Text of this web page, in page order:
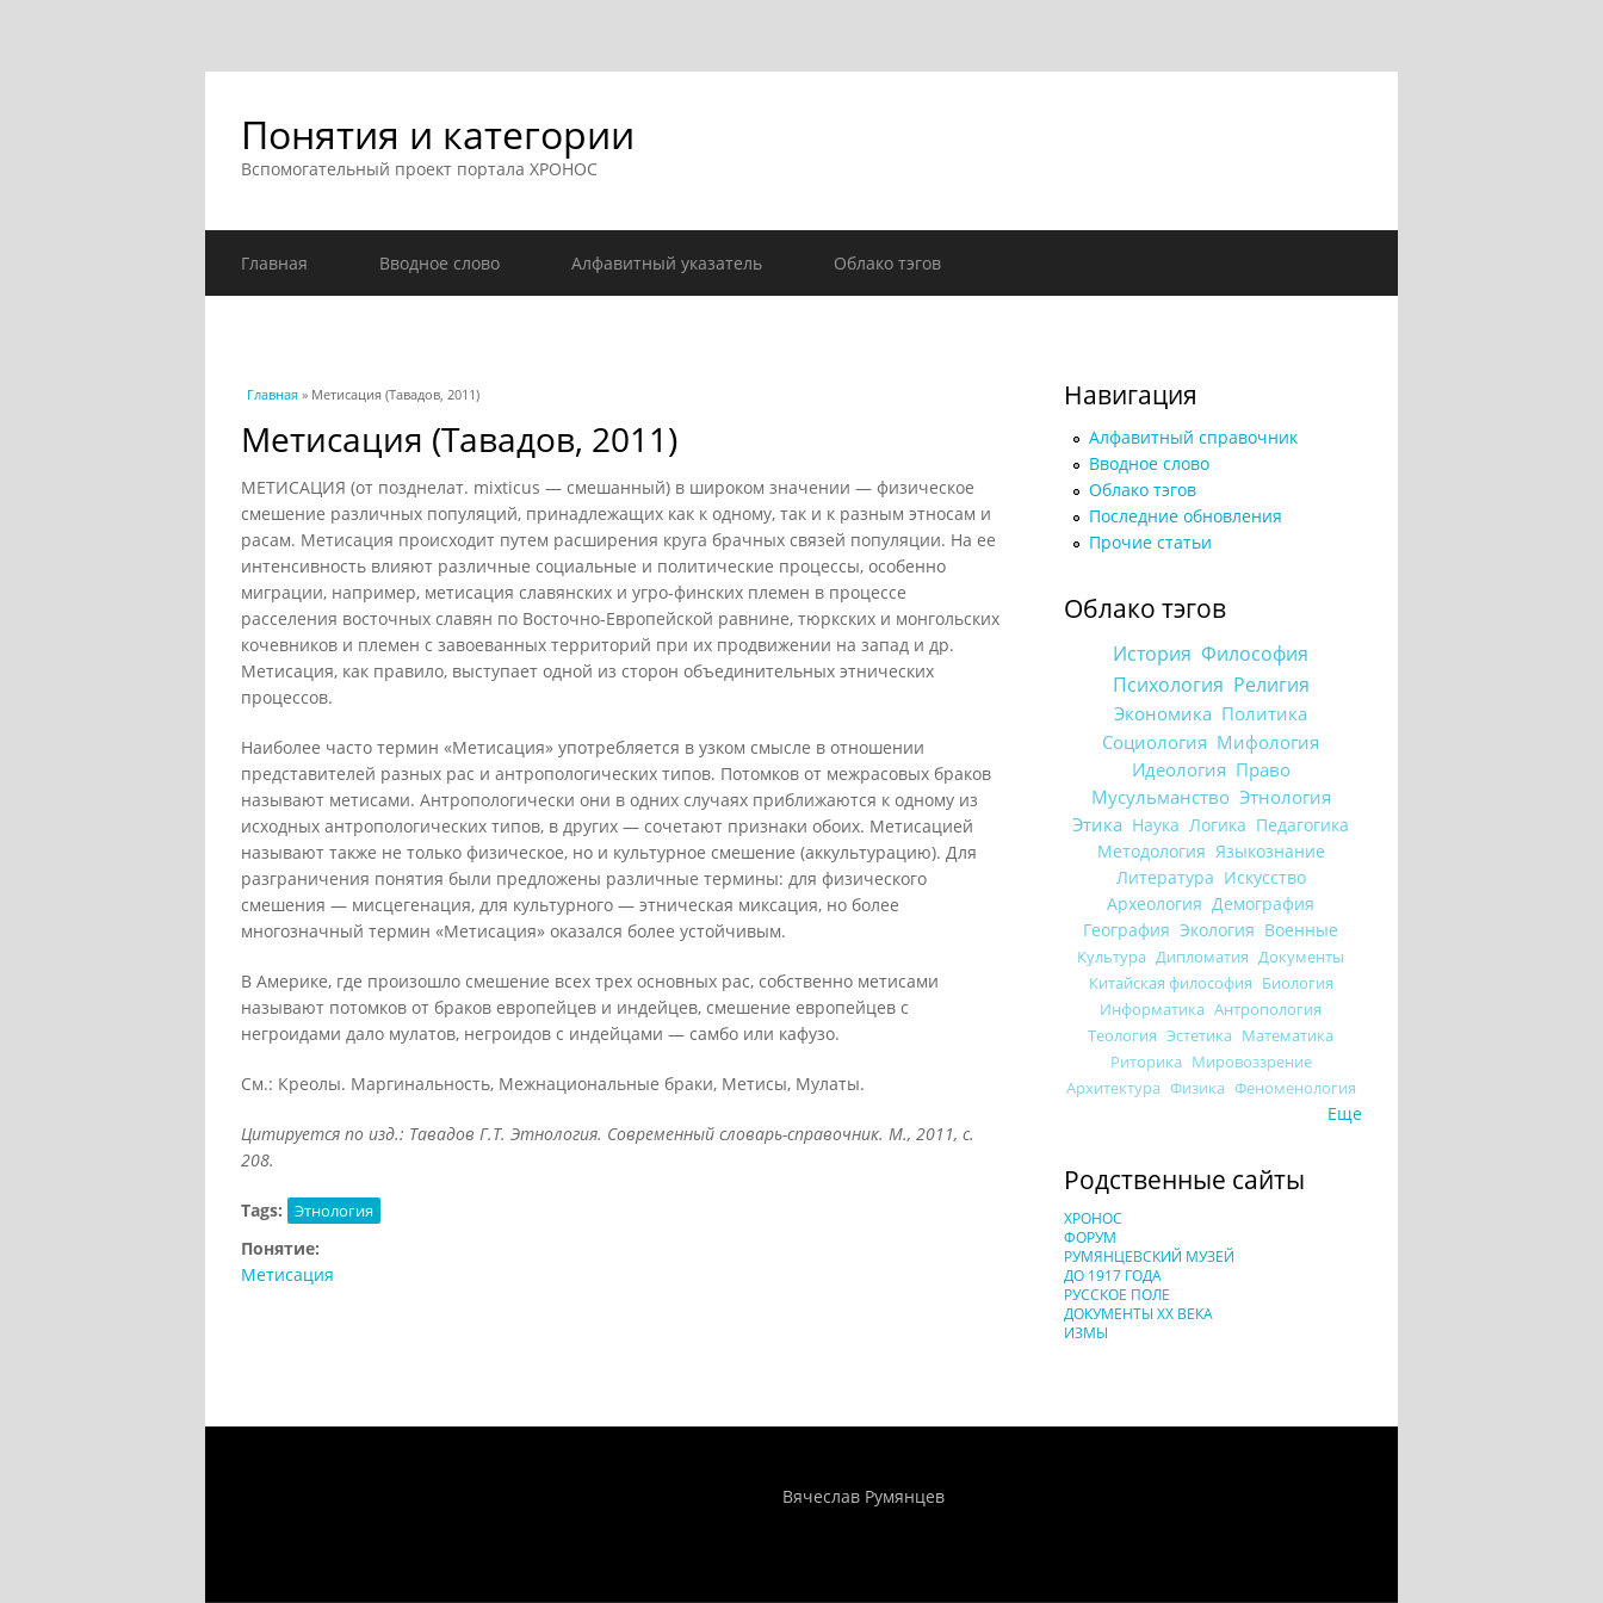
Понятия и категории
Вспомогательный проект портала ХРОНОС
Главная Вводное слово Алфавитный указатель Облако тэгов
Вы здесь
Главная » Метисация (Тавадов, 2011)
Метисация (Тавадов, 2011)
МЕТИСАЦИЯ (от позднелат. mixticus — смешанный) в широком значении — физическое
смешение различных популяций, принадлежащих как к одному, так и к разным этносам и
расам. Метисация происходит путем расширения круга брачных связей популяции. На ее
интенсивность влияют различные социальные и политические процессы, особенно
миграции, например, метисация славянских и угро-финских племен в процессе
расселения восточных славян по Восточно-Европейской равнине, тюркских и монгольских
кочевников и племен с завоеванных территорий при их продвижении на запад и др.
Метисация, как правило, выступает одной из сторон объединительных этнических
процессов.
Наиболее часто термин «Метисация» употребляется в узком смысле в отношении
представителей разных рас и антропологических типов. Потомков от межрасовых браков
называют метисами. Антропологически они в одних случаях приближаются к одному из
исходных антропологических типов, в других — сочетают признаки обоих. Метисацией
называют также не только физическое, но и культурное смешение (аккультурацию). Для
разграничения понятия были предложены различные термины: для физического
смешения — мисцегенация, для культурного — этническая миксация, но более
многозначный термин «Метисация» оказался более устойчивым.
В Америке, где произошло смешение всех трех основных рас, собственно метисами
называют потомков от браков европейцев и индейцев, смешение европейцев с
негроидами дало мулатов, негроидов с индейцами — самбо или кафузо.
См.: Креолы. Маргинальность, Межнациональные браки, Метисы, Мулаты.
Цитируется по изд.: Тавадов Г.Т. Этнология. Современный словарь-справочник. М., 2011, с.
208.
Tags: Этнология
Понятие:
Метисация
Навигация
Алфавитный справочник
Вводное слово
Облако тэгов
Последние обновления
Прочие статьи
Облако тэгов
История Философия
Психология Религия
Экономика Политика
Социология Мифология
Идеология Право
Мусульманство Этнология
Этика Наука Логика Педагогика
Методология Языкознание
Литература Искусство
Археология Демография
География Экология Военные
Культура Дипломатия Документы
Китайская философия Биология
Информатика Антропология
Теология Эстетика Математика
Риторика Мировоззрение
Архитектура Физика Феноменология
Еще
Родственные сайты
ХРОНОС
ФОРУМ
РУМЯНЦЕВСКИЙ МУЗЕЙ
ДО 1917 ГОДА
РУССКОЕ ПОЛЕ
ДОКУМЕНТЫ XX ВЕКА
ИЗМЫ
Вячеслав Румянцев